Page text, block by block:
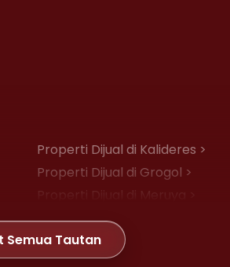
Properti Dijual di Kalideres >
Properti Dijual di Grogol >
Properti Dijual di Meruya >
Properti Dijual di Joglo >
Semua Tautan